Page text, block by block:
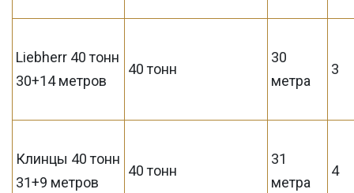
Liebherr 40 тонн
30+14 метров
40 тонн
30
метра
3
Клинцы 40 тонн
31+9 метров
40 тонн
31
метра
4